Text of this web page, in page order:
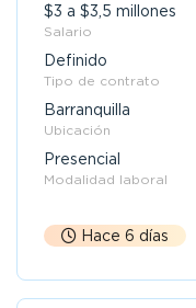
$3 a $3,5 millones
Salario
Definido
Tipo de contrato
Barranquilla
Ubicación
Presencial
Modalidad laboral
Hace 6 días